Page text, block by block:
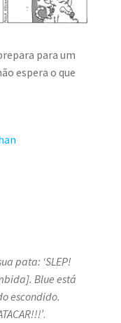
para um
espera o que
pata: ‘SLEP!
Blue está
escondido.
.